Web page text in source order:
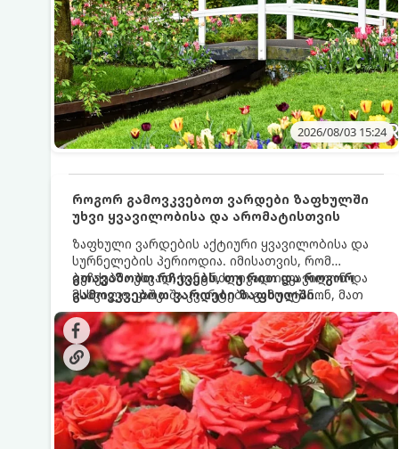
2026/08/03 15:24
როგორ გამოვკვებოთ ვარდები ზაფხულში
უხვი ყვავილობისა და არომატისთვის
ზაფხული ვარდების აქტიური ყვავილობისა და
სურნელების პერიოდია. იმისათვის, რომ
ბუჩქებმა უხვად, ხანგრძლივად იყვავილონ და
მსხვილი, კაშკაშა კვირტები გამოიტანონ, მათ
რეგულარული და სწორი გამოკვება
სჭირდებათ. ზაფხულის პერიოდში მცენარის
მოთხოვნილებები იცვლება, ამიტომ
მნიშვნელოვანია ვიცოდეთ, რომელი სასუქები
გამოიყენება ამ დროს.
გთავაზობთ რჩევებს, თუ რით და როგორ
გამოვკვებოთ ვარდები ზაფხულში
საუკეთესო შედეგის მისაღწევად: